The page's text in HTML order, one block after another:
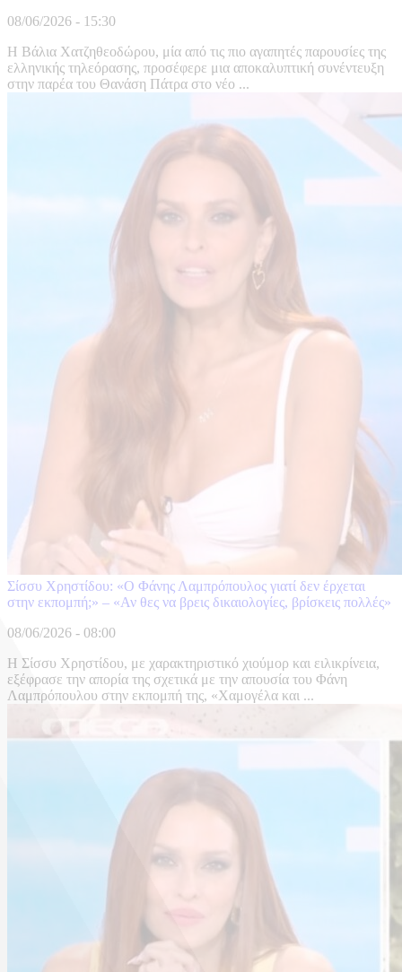
08/06/2026 - 15:30
Η Βάλια Χατζηθεοδώρου, μία από τις πιο αγαπητές παρουσίες της
ελληνικής τηλεόρασης, προσέφερε μια αποκαλυπτική συνέντευξη
στην παρέα του Θανάση Πάτρα στο νέο ...
Σίσσυ Χρηστίδου: «Ο Φάνης Λαμπρόπουλος γιατί δεν έρχεται
στην εκπομπή;» – «Αν θες να βρεις δικαιολογίες, βρίσκεις πολλές»
08/06/2026 - 08:00
Η Σίσσυ Χρηστίδου, με χαρακτηριστικό χιούμορ και ειλικρίνεια,
εξέφρασε την απορία της σχετικά με την απουσία του Φάνη
Λαμπρόπουλου στην εκπομπή της, «Χαμογέλα και ...